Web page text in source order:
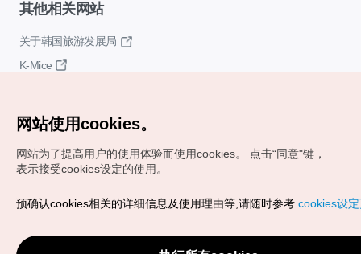
其他相关网站
关于韩国旅游发展局
K-Mice
Copyrights (c) 韩国旅游发展局版权所有
VISITKOREA官方邮箱
chnsim@knto.or.kr
网站使用cookies。
网站为了提高用户的使用体验而使用cookies。
点击“同意"键，
表示接受cookies设定的使用。
预确认cookies相关的详细信息及使用理由等,请随时参考 cookies设